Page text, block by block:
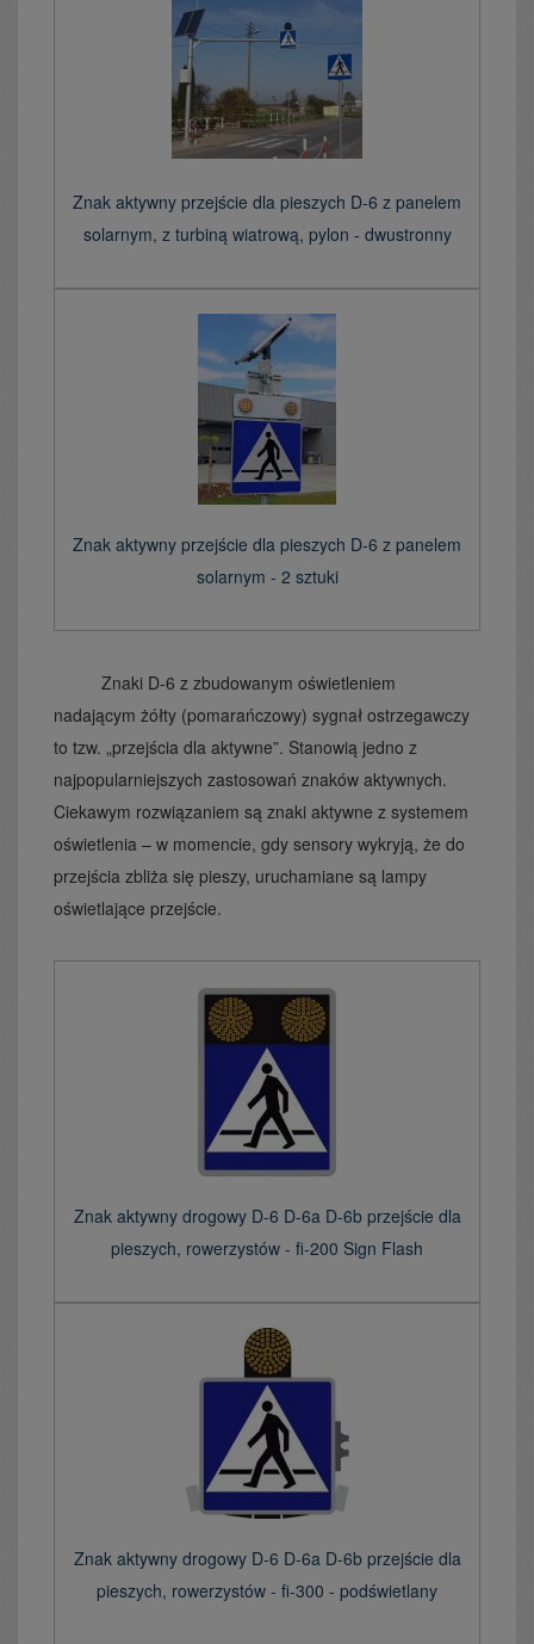
Znak aktywny przejście dla pieszych D-6 z panelem
solarnym, z turbiną wiatrową, pylon - dwustronny
Znak aktywny przejście dla pieszych D-6 z panelem
solarnym - 2 sztuki
Znaki D-6 z zbudowanym oświetleniem
nadającym żółty (pomarańczowy) sygnał ostrzegawczy
to tzw. „przejścia dla aktywne”. Stanowią jedno z
najpopularniejszych zastosowań znaków aktywnych.
Ciekawym rozwiązaniem są znaki aktywne z systemem
oświetlenia – w momencie, gdy sensory wykryją, że do
przejścia zbliża się pieszy, uruchamiane są lampy
oświetlające przejście.
Znak aktywny drogowy D-6 D-6a D-6b przejście dla
pieszych, rowerzystów - fi-200 Sign Flash
Znak aktywny drogowy D-6 D-6a D-6b przejście dla
pieszych, rowerzystów - fi-300 - podświetlany